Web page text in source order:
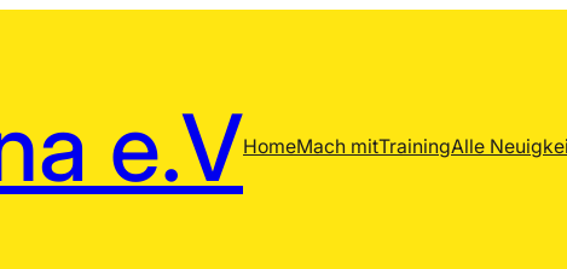
HomeMach mitTrainingAlle
e.V